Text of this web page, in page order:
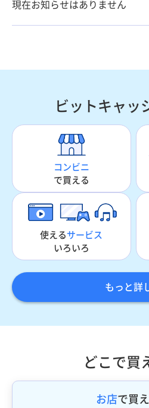
現在お知らせはありません
ビットキャッ
コンビニ
で買える
使える サービス
いろいろ
もっと詳
どこで買
お店で買